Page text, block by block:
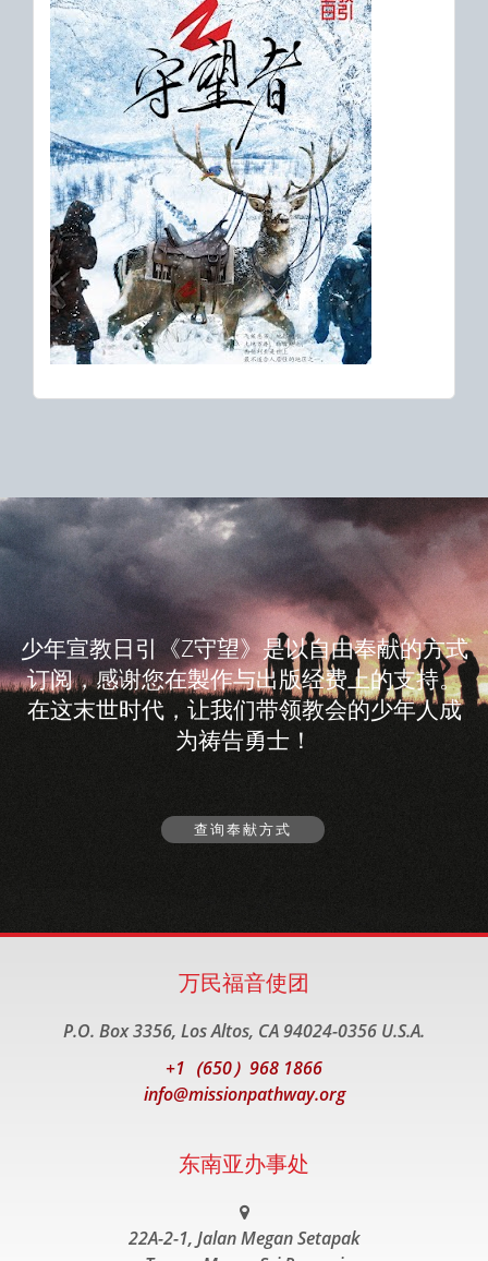
少年宣教日引《Z守望》是以自由奉献的方式
订阅，感谢您在製作与出版经费上的支持。
在这末世时代，让我们带领教会的少年人成
为祷告勇士！
查询奉献方式
万民福音使团
P.O. Box 3356, Los Altos, CA 94024-0356 U.S.A.
+1（650）968 1866
info@missionpathway.org
东南亚办事处
22A-2-1, Jalan Megan Setapak